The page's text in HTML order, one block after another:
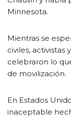
Minnesota.
Mientras se
civiles, activistas
celebraron lo
de movilización.
En Estados
inaceptable